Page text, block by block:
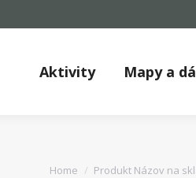
Aktivity Mapy a
You are here:
Home Produkt Názov na